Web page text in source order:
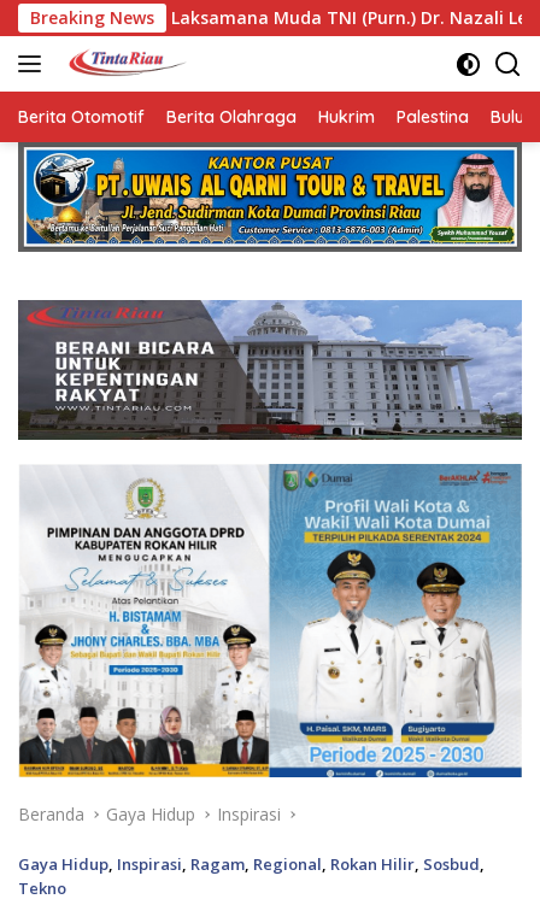
Langsung
ke
konten
Breaking News
Muda TNI (Purn.) Dr. Nazali Lempo Layak
Berita Otomotif Berita Olahraga Hukrim Palestina
Beranda Gaya Hidup Inspirasi
Gaya Hidup Inspirasi Ragam Regional Rokan Hilir Sosbud
Tekno